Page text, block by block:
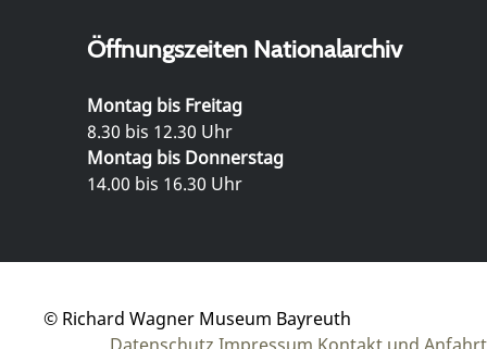
Öffnungszeiten Nationalarchiv
Montag bis Freitag
8.30 bis 12.30 Uhr
Montag bis Donnerstag
14.00 bis 16.30 Uhr
© Richard Wagner Museum Bayreuth
Datenschutz Impressum Kontakt und Anfahrt